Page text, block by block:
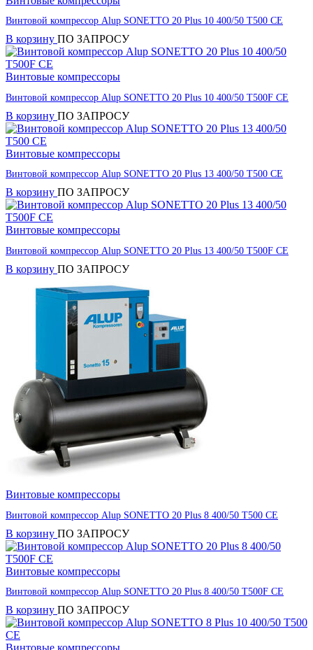
Винтовой компрессор Alup SONETTO 20 Plus 10 400/50 T500 CE
В корзину ПО ЗАПРОСУ
Винтовые компрессоры
Винтовой компрессор Alup SONETTO 20 Plus 10 400/50 T500F CE
В корзину ПО ЗАПРОСУ
Винтовые компрессоры
Винтовой компрессор Alup SONETTO 20 Plus 13 400/50 T500 CE
В корзину ПО ЗАПРОСУ
Винтовые компрессоры
Винтовой компрессор Alup SONETTO 20 Plus 13 400/50 T500F CE
В корзину ПО ЗАПРОСУ
Винтовые компрессоры
Винтовой компрессор Alup SONETTO 20 Plus 8 400/50 T500 CE
В корзину ПО ЗАПРОСУ
Винтовые компрессоры
Винтовой компрессор Alup SONETTO 20 Plus 8 400/50 T500F CE
В корзину ПО ЗАПРОСУ